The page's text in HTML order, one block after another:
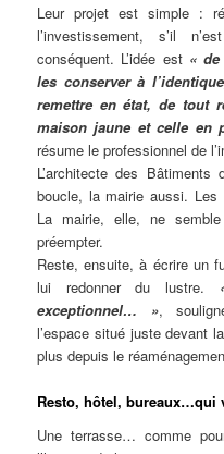
Leur projet est simple :
l’investissement, s’il
conséquent. L’idée est «
les conserver à
remettre en état, de tout
maison jaune et celle en
résume le professionnel de
L’architecte des
boucle, la mairie aussi.
La mairie, elle, ne
préempter.
Reste, ensuite, à écrire un
lui redonner du lustre.
exceptionnel… »,
l’espace situé juste devant
plus depuis le
Resto, hôtel, bureaux…qui
Une terrasse… comme